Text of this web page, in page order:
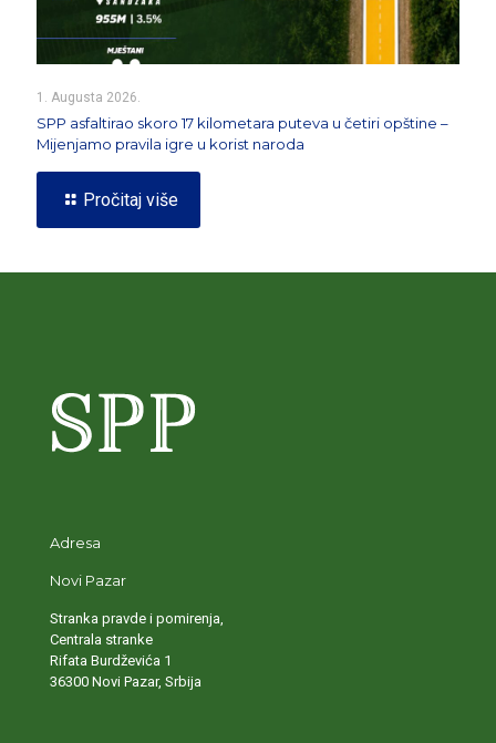
1. Augusta 2026.
SPP asfaltirao skoro 17 kilometara puteva u četiri opštine –
Mijenjamo pravila igre u korist naroda
Pročitaj više
Adresa
Novi Pazar
Stranka pravde i pomirenja,
Centrala stranke
Rifata Burdževića 1
36300 Novi Pazar, Srbija